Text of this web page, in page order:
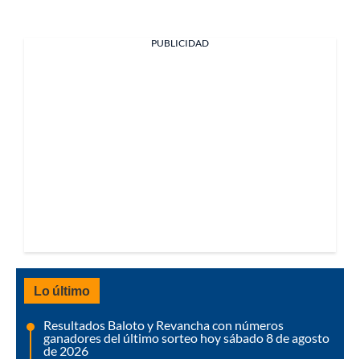
PUBLICIDAD
Lo último
Resultados Baloto y Revancha con números
ganadores del último sorteo hoy sábado 8 de agosto
de 2026